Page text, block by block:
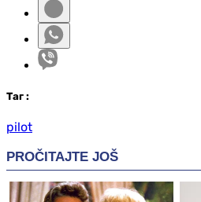
Таг :
pilot